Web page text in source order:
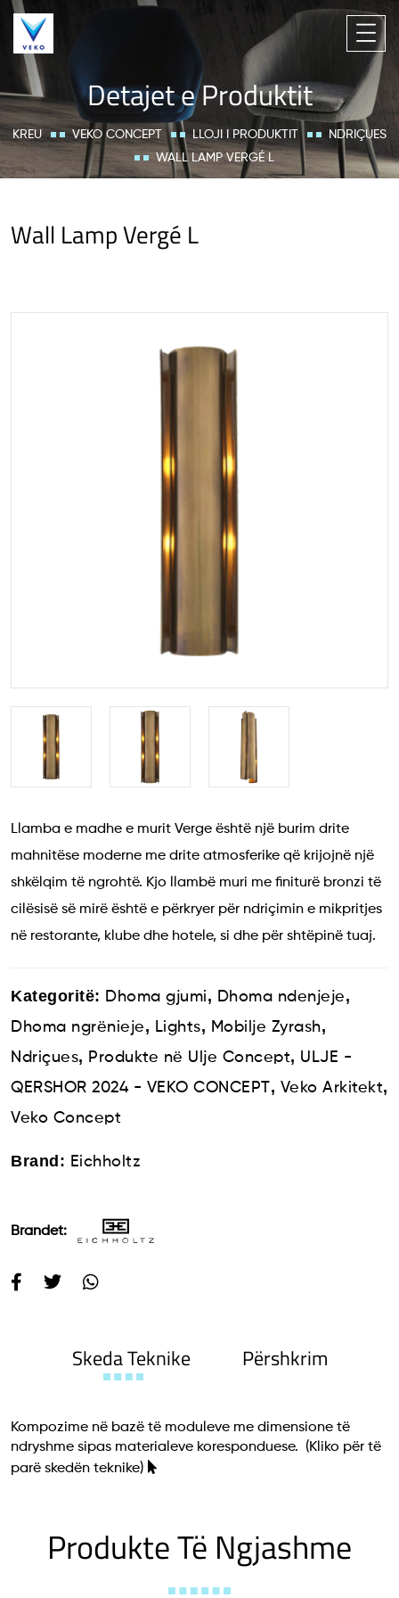
Detajet e Produktit
KREU VEKO CONCEPT LLOJI I PRODUKTIT
NDRIÇUES
WALL LAMP VERGÉ L
Wall Lamp Vergé L
Llamba e madhe e murit Verge është një burim drite
mahnitëse moderne me drite atmosferike që krijojnë një
shkëlqim të ngrohtë. Kjo llambë muri me finiturë bronzi të
cilësisë së mirë është e përkryer për ndriçimin e mikpritjes
në restorante, klube dhe hotele, si dhe për shtëpinë tuaj.
Kategoritë: Dhoma gjumi, Dhoma ndenjeje,
Dhoma ngrënieje, Lights, Mobilje Zyrash,
Ndriçues, Produkte në Ulje Concept, ULJE -
QERSHOR 2024 - VEKO CONCEPT, Veko Arkitekt,
Veko Concept
Brand: Eichholtz
Brandet:
Skeda Teknike Përshkrim
Kompozime në bazë të moduleve me dimensione të
ndryshme sipas materialeve koresponduese. (Kliko për të
parë skedën teknike)
Produkte Të Ngjashme